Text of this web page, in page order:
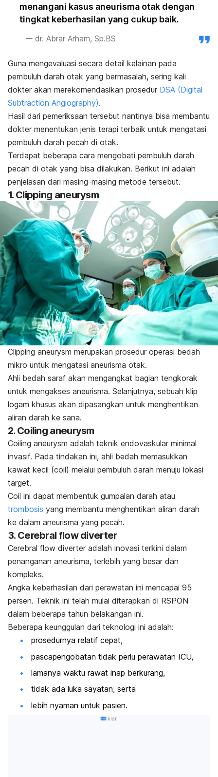
menangani kasus aneurisma otak dengan
tingkat keberhasilan yang cukup baik.
dr. Abrar Arham, Sp.BS
Guna mengevaluasi secara detail kelainan pada
pembuluh darah otak yang bermasalah, sering kali
dokter akan merekomendasikan prosedur DSA (Digital
Subtraction Angiography).
Hasil dari pemeriksaan tersebut nantinya bisa membantu
dokter menentukan jenis terapi terbaik untuk mengatasi
pembuluh darah pecah di otak.
Terdapat beberapa cara mengobati pembuluh darah
pecah di otak yang bisa dilakukan. Berikut ini adalah
penjelasan dari masing-masing metode tersebut.
1. Clipping aneurysm
Clipping aneurysm merupakan prosedur operasi bedah
mikro untuk mengatasi aneurisma otak.
Ahli bedah saraf akan mengangkat bagian tengkorak
untuk mengakses aneurisma. Selanjutnya, sebuah klip
logam khusus akan dipasangkan untuk menghentikan
aliran darah ke sana.
2. Coiling aneurysm
Coiling aneurysm adalah teknik endovaskular minimal
invasif. Pada tindakan ini, ahli bedah memasukkan
kawat kecil (coil) melalui pembuluh darah menuju lokasi
target.
Coil ini dapat membentuk gumpalan darah atau
trombosis yang membantu menghentikan aliran darah
ke dalam aneurisma yang pecah.
3. Cerebral flow diverter
Cerebral flow diverter adalah inovasi terkini dalam
penanganan aneurisma, terlebih yang besar dan
kompleks.
Angka keberhasilan dari perawatan ini mencapai 95
persen. Teknik ini telah mulai diterapkan di RSPON
dalam beberapa tahun belakangan ini.
Beberapa keunggulan dari teknologi ini adalah:
prosedurnya relatif cepat,
pascapengobatan tidak perlu perawatan ICU,
lamanya waktu rawat inap berkurang,
tidak ada luka sayatan, serta
lebih nyaman untuk pasien.
Iklan